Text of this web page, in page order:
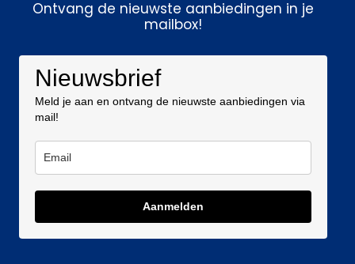
Ontvang de nieuwste aanbiedingen in je
mailbox!
Nieuwsbrief
Meld je aan en ontvang de nieuwste aanbiedingen via
mail!
Aanmelden